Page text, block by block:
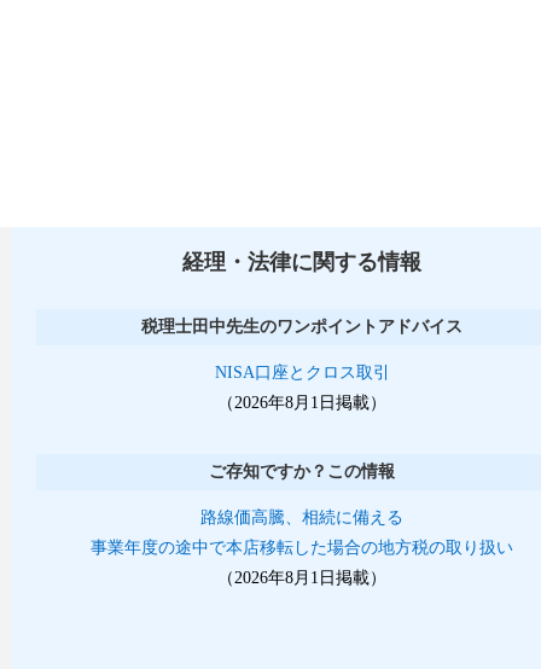
経理・法律に関する情報
税理士田中先生のワンポイントアドバイス
NISA口座とクロス取引
（2026年8月1日掲載）
ご存知ですか？この情報
路線価高騰、相続に備える
事業年度の途中で本店移転した場合の地方税の取り扱い
（2026年8月1日掲載）